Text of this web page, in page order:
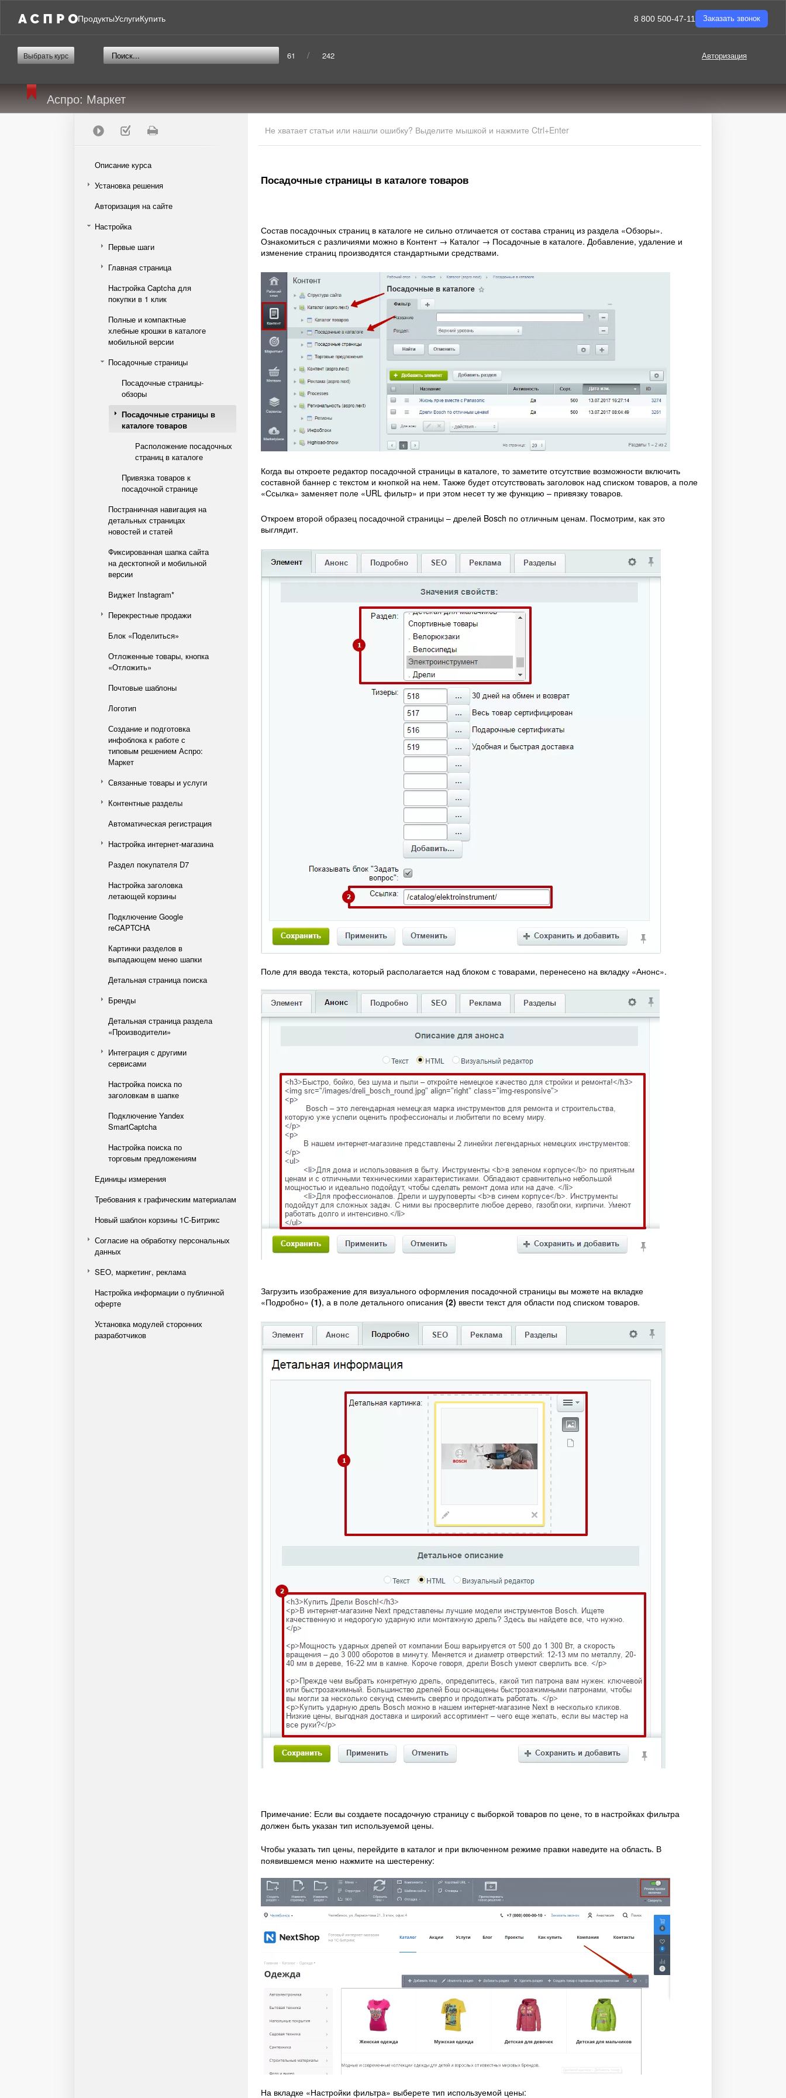
ПродуктыУслугиКупить 8 800 500-47-11 Заказать звонок
Авторизация
Выбрать курс 61 / 242
Аспро: Маркет
Описание курса
Установка решения
Авторизация на сайте
Настройка
Первые шаги
Главная страница
Настройка Captcha для
покупки в 1 клик
Полные и компактные
хлебные крошки в каталоге
мобильной версии
Посадочные страницы
Посадочные страницы-
обзоры
Посадочные страницы в
каталоге товаров
Расположение посадочных
страниц в каталоге
Привязка товаров к
посадочной странице
Постраничная навигация на
детальных страницах
новостей и статей
Фиксированная шапка сайта
на десктопной и мобильной
версии
Виджет Instagram*
Перекрестные продажи
Блок «Поделиться»
Отложенные товары, кнопка
«Отложить»
Почтовые шаблоны
Логотип
Создание и подготовка
инфоблока к работе с
типовым решением Аспро:
Маркет
Связанные товары и услуги
Контентные разделы
Автоматическая регистрация
Настройка интернет-магазина
Раздел покупателя D7
Настройка заголовка
летающей корзины
Подключение Google
reCAPTCHA
Картинки разделов в
выпадающем меню шапки
Детальная страница поиска
Бренды
Детальная страница раздела
«Производители»
Интеграция с другими
сервисами
Настройка поиска по
заголовкам в шапке
Подключение Yandex
SmartCaptcha
Настройка поиска по
торговым предложениям
Единицы измерения
Требования к графическим материалам
Новый шаблон корзины 1С-Битрикс
Согласие на обработку персональных
данных
SEO, маркетинг, реклама
Настройка информации о публичной
оферте
Установка модулей сторонних
разработчиков
Не хватает статьи или нашли ошибку? Выделите мышкой и нажмите Ctrl+Enter
Посадочные страницы в каталоге товаров
Состав посадочных страниц в каталоге не сильно отличается от состава страниц из раздела «Обзоры».
Ознакомиться с различиями можно в Контент → Каталог → Посадочные в каталоге. Добавление, удаление и
изменение страниц производятся стандартными средствами.
Когда вы откроете редактор посадочной страницы в каталоге, то заметите отсутствие возможности включить
составной баннер с текстом и кнопкой на нем. Также будет отсутствовать заголовок над списком товаров, а поле
«Ссылка» заменяет поле «URL фильтр» и при этом несет ту же функцию – привязку товаров.
Откроем второй образец посадочной страницы – дрелей Bosch по отличным ценам. Посмотрим, как это
выглядит.
Поле для ввода текста, который располагается над блоком с товарами, перенесено на вкладку «Анонс».
Загрузить изображение для визуального оформления посадочной страницы вы можете на вкладке
«Подробно» (1), а в поле детального описания (2) ввести текст для области под списком товаров.
Примечание: Если вы создаете посадочную страницу с выборкой товаров по цене, то в настройках фильтра
должен быть указан тип используемой цены.
Чтобы указать тип цены, перейдите в каталог и при включенном режиме правки наведите на область. В
появившемся меню нажмите на шестеренку:
На вкладке «Настройки фильтра» выберете тип используемой цены: